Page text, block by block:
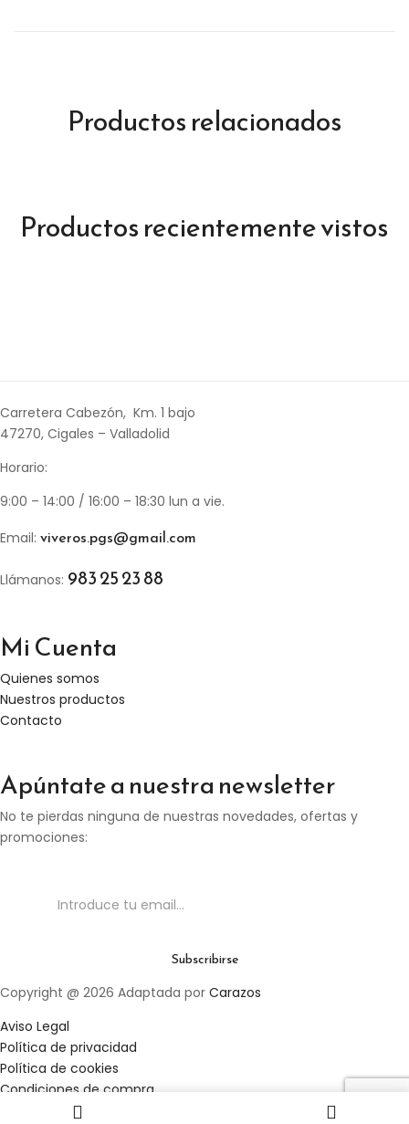
Productos relacionados
Productos recientemente vistos
Carretera Cabezón, Km. 1 bajo
47270, Cigales – Valladolid
Horario:
9:00 – 14:00 / 16:00 – 18:30 lun a vie.
Email: viveros.pgs@gmail.com
Llámanos: 983 25 23 88
Mi Cuenta
Quienes somos
Nuestros productos
Contacto
Apúntate a nuestra newsletter
No te pierdas ninguna de nuestras novedades, ofertas y
promociones:
Copyright @ 2026 Adaptada por Carazos
Aviso Legal
Política de privacidad
Política de cookies
Condiciones de compra